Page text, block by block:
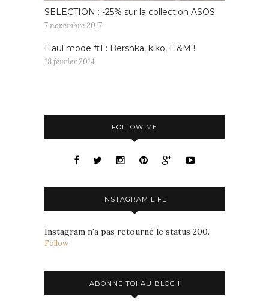
SELECTION : -25% sur la collection ASOS
7 novembre 2017
Haul mode #1 : Bershka, kiko, H&M !
18 février 2014
FOLLOW ME
INSTAGRAM LIFE
Instagram n'a pas retourné le status 200.
Follow
ABONNE TOI AU BLOG !